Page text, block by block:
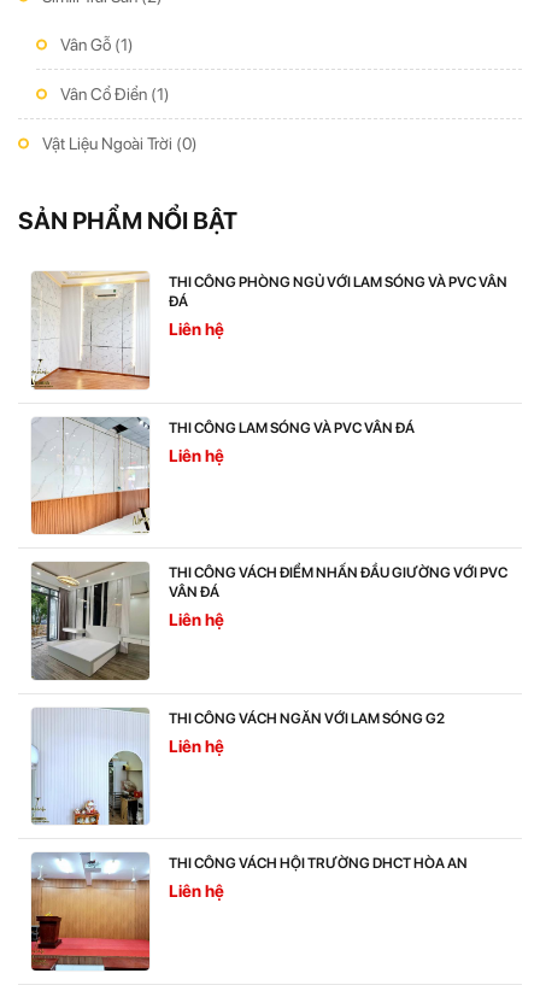
Vân Gỗ (1)
Vân Cổ Điển (1)
Vật Liệu Ngoài Trời (0)
SẢN PHẨM NỔI BẬT
THI CÔNG PHÒNG NGỦ VỚI LAM SÓNG VÀ PVC VÂN
ĐÁ
Liên hệ
THI CÔNG LAM SÓNG VÀ PVC VÂN ĐÁ
Liên hệ
THI CÔNG VÁCH ĐIỂM NHẤN ĐẦU GIƯỜNG VỚI PVC
VÂN ĐÁ
Liên hệ
THI CÔNG VÁCH NGĂN VỚI LAM SÓNG G2
Liên hệ
THI CÔNG VÁCH HỘI TRƯỜNG DHCT HÒA AN
Liên hệ